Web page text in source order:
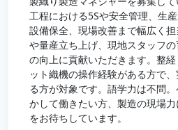
工程における5Sや安全管理、生
設備保全、現場改善まで幅広く
や量産立ち上げ、現地スタッフ
の向上に貢献いただきます。整
ット織機の操作経験がある方で
る方が対象です。語学力は不問
かして働きたい方、製造の現場
をお待ちしています。